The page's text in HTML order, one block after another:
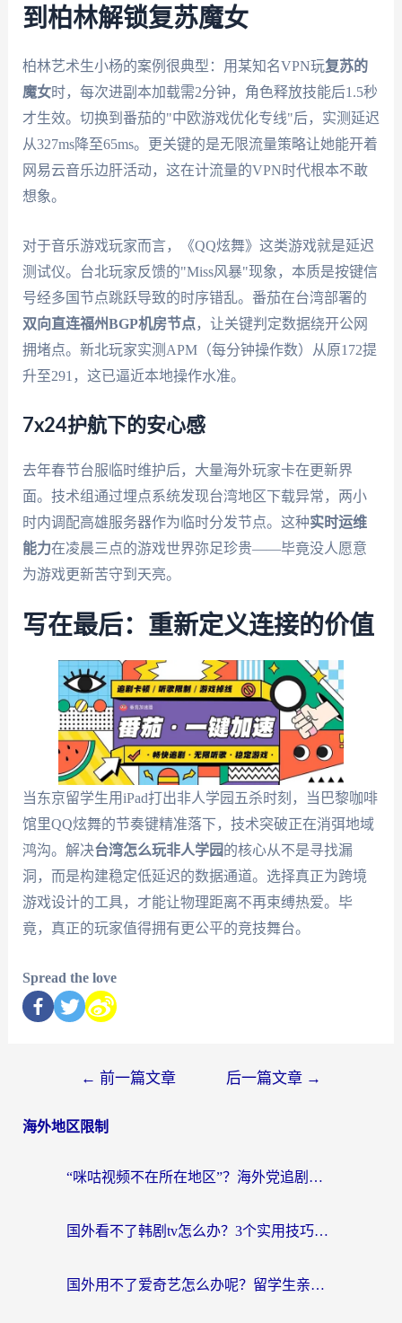
到柏林解锁复苏魔女
柏林艺术生小杨的案例很典型：用某知名VPN玩复苏的
魔女时，每次进副本加载需2分钟，角色释放技能后1.5秒
才生效。切换到番茄的"中欧游戏优化专线"后，实测延迟
从327ms降至65ms。更关键的是无限流量策略让她能开着
网易云音乐边肝活动，这在计流量的VPN时代根本不敢
想象。
对于音乐游戏玩家而言，《QQ炫舞》这类游戏就是延迟
测试仪。台北玩家反馈的"Miss风暴"现象，本质是按键信
号经多国节点跳跃导致的时序错乱。番茄在台湾部署的
双向直连福州BGP机房节点，让关键判定数据绕开公网
拥堵点。新北玩家实测APM（每分钟操作数）从原172提
升至291，这已逼近本地操作水准。
7x24护航下的安心感
去年春节台服临时维护后，大量海外玩家卡在更新界
面。技术组通过埋点系统发现台湾地区下载异常，两小
时内调配高雄服务器作为临时分发节点。这种实时运维
能力在凌晨三点的游戏世界弥足珍贵——毕竟没人愿意
为游戏更新苦守到天亮。
写在最后：重新定义连接的价值
当东京留学生用iPad打出非人学园五杀时刻，当巴黎咖啡
馆里QQ炫舞的节奏键精准落下，技术突破正在消弭地域
鸿沟。解决台湾怎么玩非人学园的核心从不是寻找漏
洞，而是构建稳定低延迟的数据通道。选择真正为跨境
游戏设计的工具，才能让物理距离不再束缚热爱。毕
竟，真正的玩家值得拥有更公平的竞技舞台。
Spread the love
← 前一篇文章 后一篇文章 →
海外地区限制
“咪咕视频不在所在地区”？海外党追剧看片、炒股的救星来了！
国外看不了韩剧tv怎么办？3个实用技巧解决海外追剧难题（附书旗小说&社保查询攻略）
国外用不了爱奇艺怎么办呢？留学生亲测有效的回国加速方案